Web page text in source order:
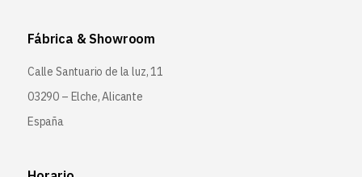
Fábrica & Showroom
Calle Santuario de la luz, 11
03290 – Elche, Alicante
España